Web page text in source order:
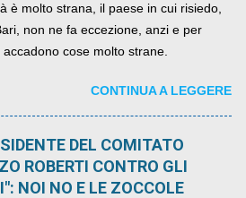
è molto strana, il paese in cui risiedo,
non ne fa eccezione, anzi e per
cose molto strane.
CONTINUA A LEGGERE
DEL COMITATO
ROBERTI CONTRO GLI
NOI NO E LE ZOCCOLE